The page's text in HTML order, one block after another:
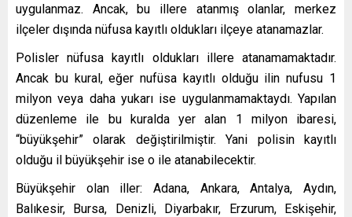
uygulanmaz. Ancak, bu illere atanmış olanlar, merkez
ilçeler dışında nüfusa kayıtlı oldukları ilçeye atanamazlar.
Polisler nüfusa kayıtlı oldukları illere atanamamaktadır.
Ancak bu kural, eğer nufüsa kayıtlı olduğu ilin nufusu 1
milyon veya daha yukarı ise uygulanmamaktaydı. Yapılan
düzenleme ile bu kuralda yer alan 1 milyon ibaresi,
“büyükşehir” olarak değiştirilmiştir. Yani polisin kayıtlı
olduğu il büyükşehir ise o ile atanabilecektir.
Büyükşehir olan iller: Adana, Ankara, Antalya, Aydın,
Balıkesir, Bursa, Denizli, Diyarbakır, Erzurum, Eskişehir,